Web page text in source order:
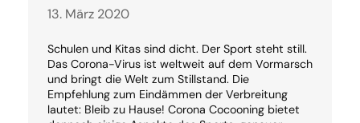
13. März 2020
Schulen und Kitas sind dicht. Der Sport steht still.
Das Corona-Virus ist weltweit auf dem Vormarsch
und bringt die Welt zum Stillstand. Die
Empfehlung zum Eindämmen der Verbreitung
lautet: Bleib zu Hause! Corona Cocooning bietet